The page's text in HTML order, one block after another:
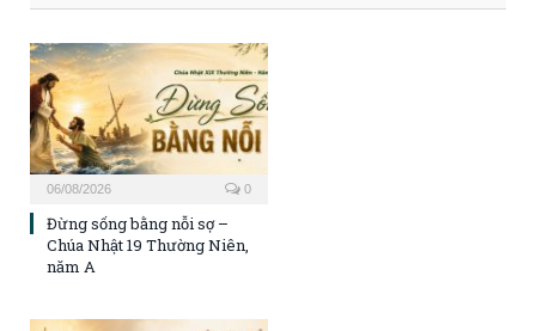
06/08/2026 0
Đừng sống bằng nỗi sợ –
Chúa Nhật 19 Thường Niên,
năm A